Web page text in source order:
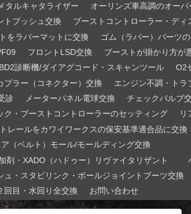
メタルキャタライザー オーリンズ車高調のオーバ
トブッシュ交換 ブーストコントローラー・ディ
をラバーマットに交換 ゴム（ラバー）パーツ
フロントLSD交換 ブーストが掛かり方が
診断機/ダイアグコード・スキャンツール
O2
プラー（コネクター）交換
エンジン不調・トラ
診 メーターパネル電球交換
チェックバルブ
ク・ブーストコントローラーのセッティング
リ
レールをカワイワークスの保安基準適合品に交換
ア（ベルト）モール/モールディング交換
剤・XADO（ハドゥー）リヴァイタリザント
ュ・スタビリンク・ボールジョイントブーツ交換
回目・水回り全交換 お問い合わせ